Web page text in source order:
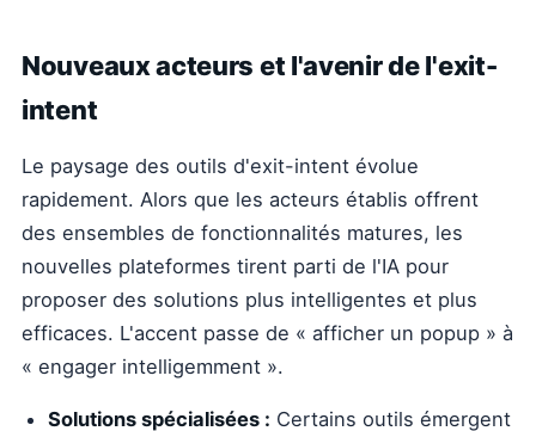
Nouveaux acteurs et l'avenir de l'exit-
intent
Le paysage des outils d'exit-intent évolue
rapidement. Alors que les acteurs établis offrent
des ensembles de fonctionnalités matures, les
nouvelles plateformes tirent parti de l'IA pour
proposer des solutions plus intelligentes et plus
efficaces. L'accent passe de « afficher un popup » à
« engager intelligemment ».
Solutions spécialisées : Certains outils émergent